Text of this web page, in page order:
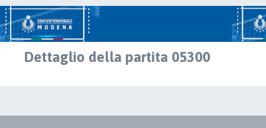
Dettaglio della partita 05300